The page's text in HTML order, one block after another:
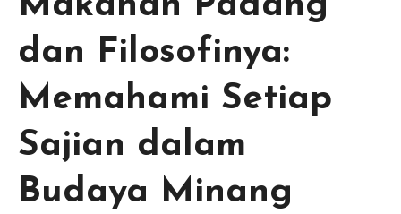
dan Filosofinya:
Memahami Setiap
Sajian dalam
Budaya Minang